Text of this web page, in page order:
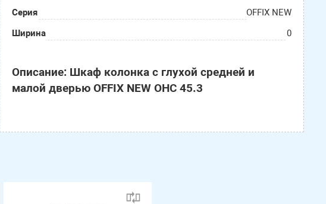
Серия
OFFIX NEW
Ширина
0
Описание: Шкаф колонка с глухой средней и
малой дверью OFFIX NEW OHC 45.3